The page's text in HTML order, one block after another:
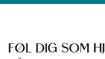
FØL DIG SOM